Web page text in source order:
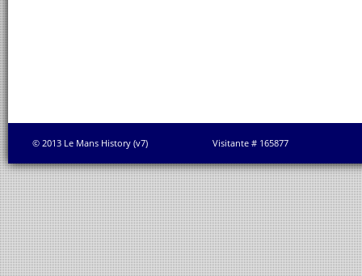
© 2013 Le Mans History (v7) Visitante # 165877